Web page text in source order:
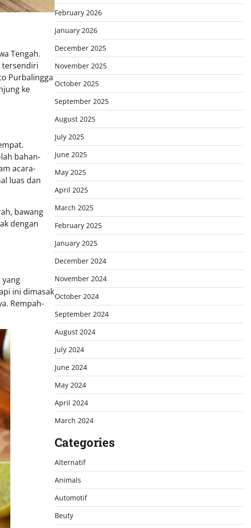
Tengah.
tersendiri
Purbalingga
ke
bahan-
acara-
luas dan
bawang
dengan
yang
ini dimasak
Rempah-
February 2026
January 2026
December 2025
November 2025
October 2025
September 2025
August 2025
July 2025
June 2025
May 2025
April 2025
March 2025
February 2025
January 2025
December 2024
November 2024
October 2024
September 2024
August 2024
July 2024
June 2024
May 2024
April 2024
March 2024
Categories
Alternatif
Animals
Automotif
Beuty